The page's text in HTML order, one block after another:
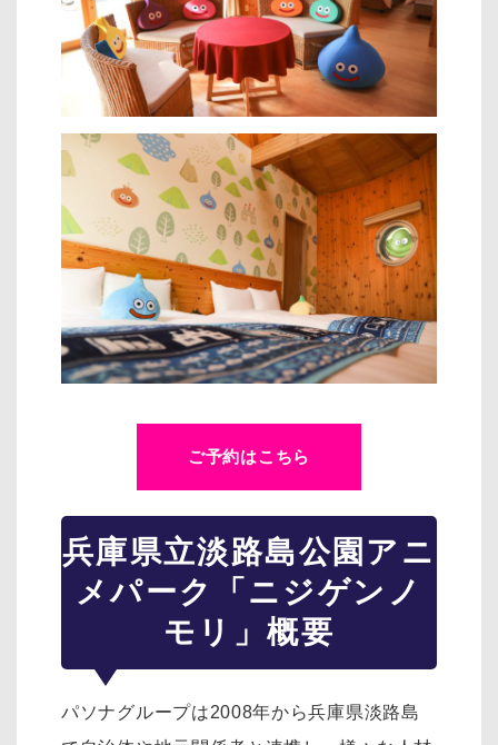
ご予約はこちら
兵庫県立淡路島公園アニ
メパーク「ニジゲンノ
モリ」概要
パソナグループは2008年から兵庫県淡路島